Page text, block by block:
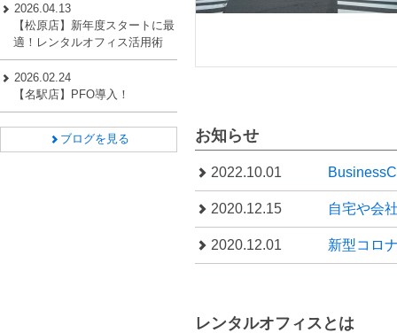
お知らせ
2022.10.01
2020.12.15 自宅や会
2020.12.01 新型コロ
レンタルオフィスとは
2026.04.13
【松原店】新年度スタートに最
適！レンタルオフィス活用術
2026.02.24
【名駅店】PFO導入！
ブログを見る